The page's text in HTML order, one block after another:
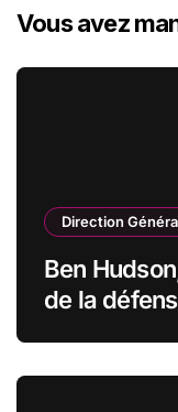
Vous avez
Direction
Ben
de la